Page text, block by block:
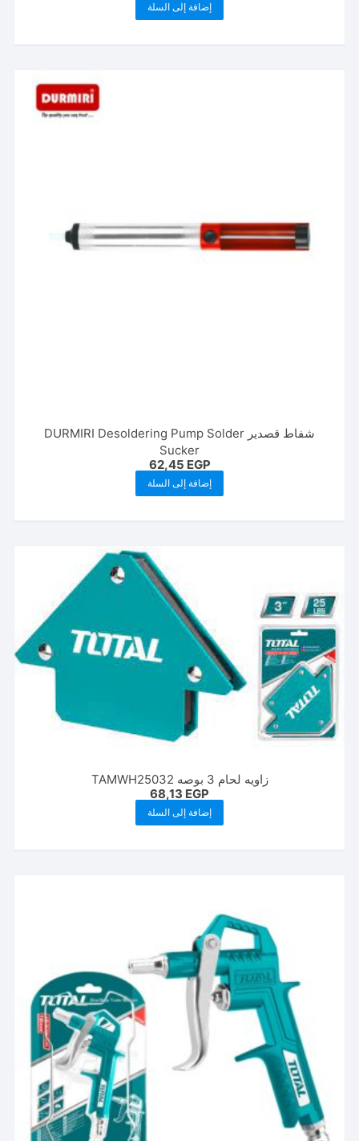
إضافة إلى السلة
شفاط قصدير DURMIRI Desoldering Pump Solder
Sucker
62,45 EGP
إضافة إلى السلة
زاويه لحام 3 بوصه TAMWH25032
68,13 EGP
إضافة إلى السلة